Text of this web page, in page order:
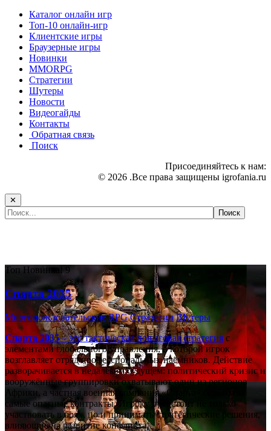
Каталог онлайн игр
Топ-10 онлайн-игр
Клиентские игры
Браузерные игры
Новинки
MMORPG
Стратегии
Шутеры
Новости
Видеогайды
Контакты
Обратная связь
Поиск
Присоединяйтесь к нам:
© 2026 .Все права защищены igrofania.ru
✕
Топ Новинка! 9
Спарта 2035
Многопользовательские RPG Стратегии Шутеры
Спарта 2035– это тактическаяпошаговая стратегияс
элементами глобального управления, в которой игрок
возглавляет отряд профессиональных наёмников. Действие
разворачивается в недалёком будущем: политический кризис и
вооружённые группировки охватывают один из регионов
Африки, а частная военная компания «Спарта» берётся за
самые опасные контракты. Игроку предстоит не только
участвовать в боях, но и принимать стратегические решения,
влияющие на развитие конфликта.